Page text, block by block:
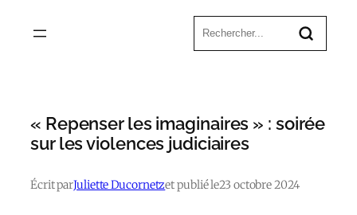
« Repenser les imaginaires » : soirée
sur les violences judiciaires
Écrit parJuliette Ducornetzet publié le23 octobre 2024